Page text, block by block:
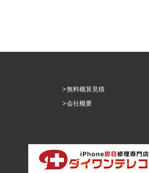
無料概算見積
会社概要